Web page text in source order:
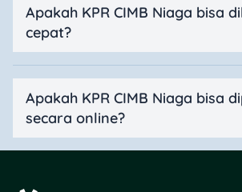
Apakah KPR CIMB Niaga bisa
cepat?
Apakah KPR CIMB Niaga bisa
secara online?